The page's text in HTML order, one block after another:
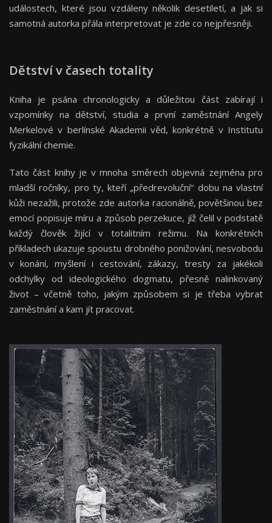
událostech, které jsou vzdáleny několik desetiletí, a jak si
samotná autorka přála interpretovat je zde co nejpřesněji.
Dětství v časech totality
Kniha je psána chronologicky a důležitou část zabírají i
vzpomínky na dětství, studia a první zaměstnání Angely
Merkelové v berlínské Akademii věd, konkrétně v Institutu
fyzikální chemie.
Tato část knihy je v mnoha směrech objevná zejména pro
mladší ročníky, pro ty, kteří „předrevoluční“ dobu na vlastní
kůži nezažili, protože zde autorka racionálně, povětšinou bez
emocí popisuje míru a způsob perzekuce, jíž čelil v podstatě
každý člověk žijící v totalitním režimu. Na konkrétních
příkladech ukazuje spoustu drobného ponižování, nesvobodu
v konání, myšlení i cestování, zákazy, tresty za jakékoli
odchylky od ideologického dogmatu, přesně nalinkovaný
život – včetně toho, jakým způsobem si je třeba vybrat
zaměstnání a kam jít pracovat.